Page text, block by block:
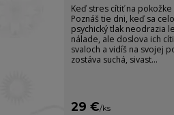
Keď stres cítiť na pokožke
Poznáš tie dni, keď sa
psychický tlak neodrazia
nálade, ale doslova ich
svaloch a vidíš na svojej
zostáva suchá, sivast...
29 €/ks